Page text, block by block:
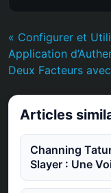
« Configurer et
Application
Deux Facteurs
Articles
Channing
Slayer : Une